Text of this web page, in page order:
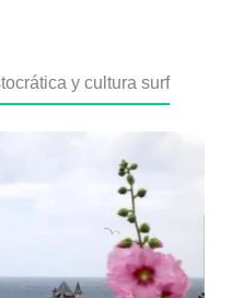
y cultura surf